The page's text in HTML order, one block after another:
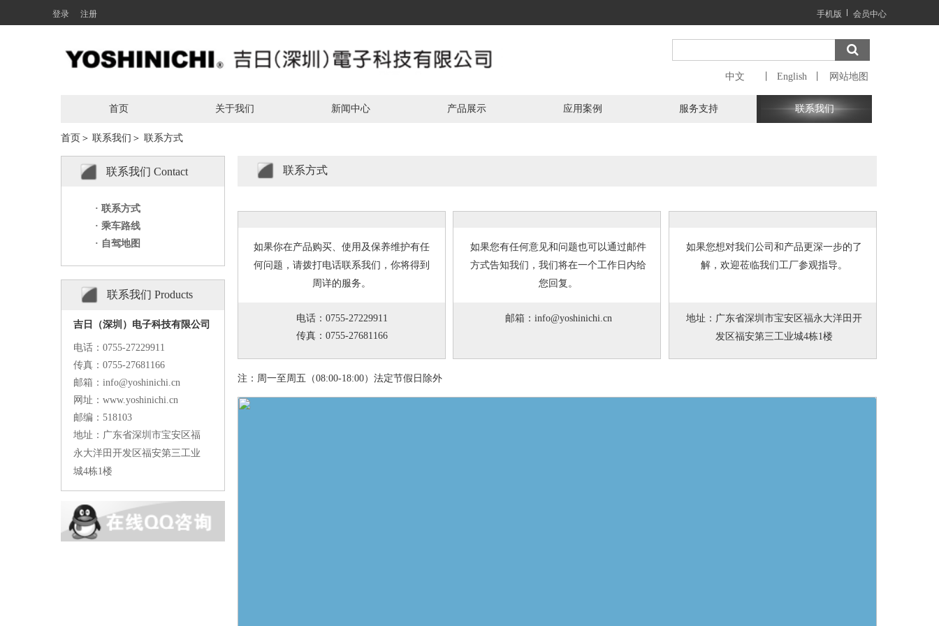
登录 注册 手机版 会员中心
首页 关于我们 新闻中心 产品展示 应用案例 服务支持 联系我们
中文 丨  English  丨 网站地图
首页＞ 联系我们＞ 联系方式
联系我们 Contact
· 联系方式
· 乘车路线
· 自驾地图
联系我们 Products
吉日（深圳）电子科技有限公司
电话：0755-27229911
传真：0755-27681166
邮箱：info@yoshinichi.cn
网址：www.yoshinichi.cn
邮编：518103
地址：广东省深圳市宝安区福
永大洋田开发区福安第三工业
城4栋1楼
联系方式
如果你在产品购买、使用及保养维护有任
何问题，请拨打电话联系我们，你将得到
周详的服务。
电话：0755-27229911
传真：0755-27681166
如果您有任何意见和问题也可以通过邮件
方式告知我们，我们将在一个工作日内给
您回复。
邮箱：info@yoshinichi.cn
如果您想对我们公司和产品更深一步的了
解，欢迎莅临我们工厂参观指导。
地址：广东省深圳市宝安区福永大洋田开
发区福安第三工业城4栋1楼
注：周一至周五（08:00-18:00）法定节假日除外